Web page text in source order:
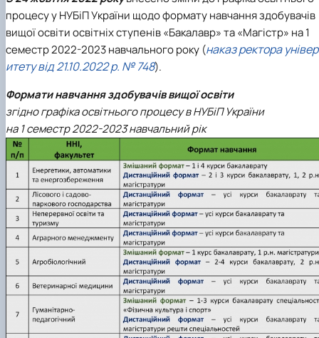
процесу у НУБіП України щодо формату навчання здобувачів
вищої освіти освітніх ступенів «Бакалавр» та «Магістр» на 1
семестр 2022-2023 навчального року (наказ ректора
итету від 21.10.2022 р. № 748).
Формати навчання здобувачів вищої освіти
згідно графіка освітнього процесу в НУБіП України
на 1 семестр 2022-2023 навчальний рік